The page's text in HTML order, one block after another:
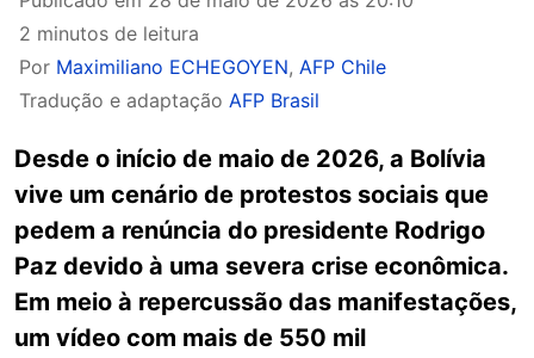
2 minutos de leitura
Por Maximiliano ECHEGOYEN, AFP Chile
Tradução e adaptação AFP Brasil
Desde o início de maio de 2026, a Bolívia
vive um cenário de protestos sociais que
pedem a renúncia do presidente Rodrigo
Paz devido à uma severa crise econômica.
Em meio à repercussão das manifestações,
um vídeo com mais de 550 mil